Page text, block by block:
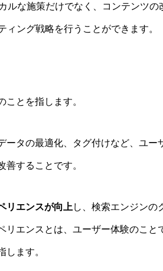
ルな施策だけでなく、コンテンツ
ング戦略を行うことができます。
ことを指します。
ータの最適化、タグ付けなど、ユー
することです。
リエンスが向上 し、検索エンジンの
エンスとは、ユーザー体験のこと
します。